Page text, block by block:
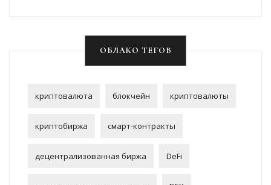
ОБЛАКО ТЕГОВ
криптовалюта блокчейн криптовалюты
криптобиржа смарт-контракты
децентрализованная биржа DeFi